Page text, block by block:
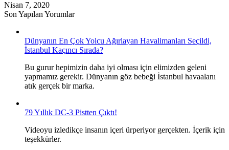
Nisan 7, 2020
Son Yapılan Yorumlar
Dünyanın En Çok Yolcu Ağırlayan Havalimanları Seçildi,
İstanbul Kaçıncı Sırada?
Bu gurur hepimizin daha iyi olması için elimizden geleni
yapmamız gerekir. Dünyanın göz bebeği İstanbul havaalanı
atık gerçek bir marka.
79 Yıllık DC-3 Pistten Çıktı!
Videoyu izledikçe insanın içeri ürperiyor gerçekten. İçerik için
teşekkürler.